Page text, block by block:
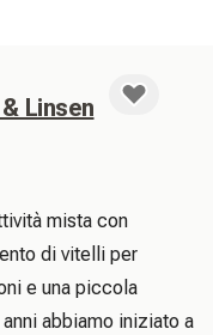
Linsen
mista con
di vitelli per
e una piccola
abbiamo iniziato a